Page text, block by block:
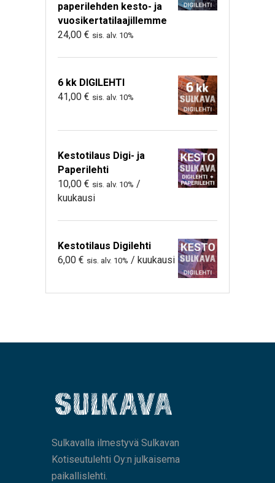
paperilehden kesto- ja
vuosikertatilaajillemme
24,00 € sis. alv. 10%
6 kk DIGILEHTI
41,00 € sis. alv. 10%
Kestotilaus Digi- ja
Paperilehti
10,00 € sis. alv. 10% /
kuukausi
Kestotilaus Digilehti
6,00 € sis. alv. 10% / kuukausi
Sulkavalla ilmestyvä Sulkavan
Kotiseutulehti Oy:n julkaisema
paikallislehti.